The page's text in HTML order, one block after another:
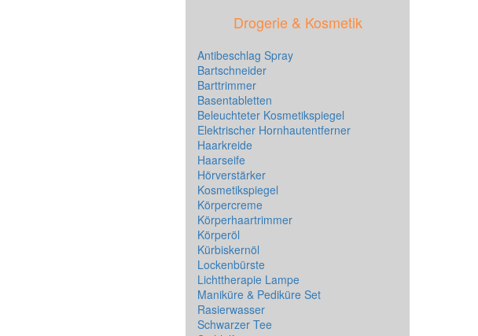
Drogerie & Kosmetik
Antibeschlag Spray
Bartschneider
Barttrimmer
Basentabletten
Beleuchteter Kosmetikspiegel
Elektrischer Hornhautentferner
Haarkreide
Haarseife
Hörverstärker
Kosmetikspiegel
Körpercreme
Körperhaartrimmer
Körperöl
Kürbiskernöl
Lockenbürste
Lichttherapie Lampe
Maniküre & Pediküre Set
Rasierwasser
Schwarzer Tee